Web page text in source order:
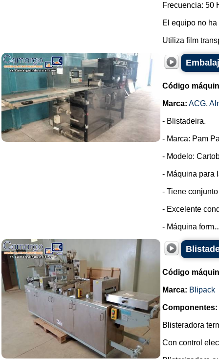
Frecuencia: 50
El equipo no
Utiliza film
Código
Marca: ACG,
- Blistadeira.
- Marca: Pam
- Modelo:
- Máquina para
- Tiene
- Excelente
- Máquina
Código
Marca: Blipack
Componentes:
Blisteradora
Con control